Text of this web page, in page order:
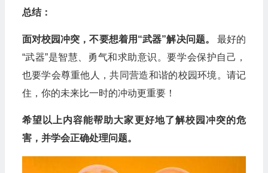
总结：
面对校园冲突，不要想着用“武器”解决问题。
最好的
“武器”是智慧、勇气和求助意识。要学会保护自己，
也要学会尊重他人，共同营造和谐的校园环境。请记
住，你的未来比一时的冲动更重要！
希望以上内容能帮助大家更好地了解校园冲突的危
害，并学会正确处理问题。